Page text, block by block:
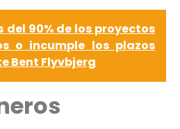
del 90% de los proyectos
o incumple los plazos
Bent Flyvbjerg